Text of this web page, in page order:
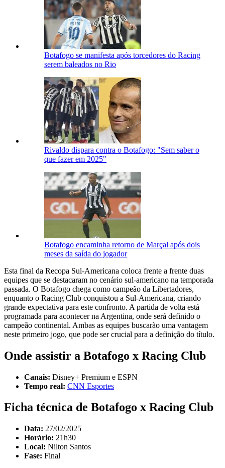
Botafogo se manifesta após torcedores do Racing
serem baleados no Rio
Rivaldo dispara contra o Botafogo: "Sem saber o
que fazer em 2025"
Botafogo encaminha retorno de Marçal após dois
meses da saída do jogador
Esta final da Recopa Sul-Americana coloca frente a frente duas
equipes que se destacaram no cenário sul-americano na temporada
passada. O Botafogo chega como campeão da Libertadores,
enquanto o Racing Club conquistou a Sul-Americana, criando
grande expectativa para este confronto. A partida de volta está
programada para acontecer na Argentina, onde será definido o
campeão continental. Ambas as equipes buscarão uma vantagem
neste primeiro jogo, que pode ser crucial para a definição do título.
Onde assistir a Botafogo x Racing Club
Canais: Disney+ Premium e ESPN
Tempo real: CNN Esportes
Ficha técnica de Botafogo x Racing Club
Data: 27/02/2025
Horário: 21h30
Local: Nilton Santos
Fase: Final